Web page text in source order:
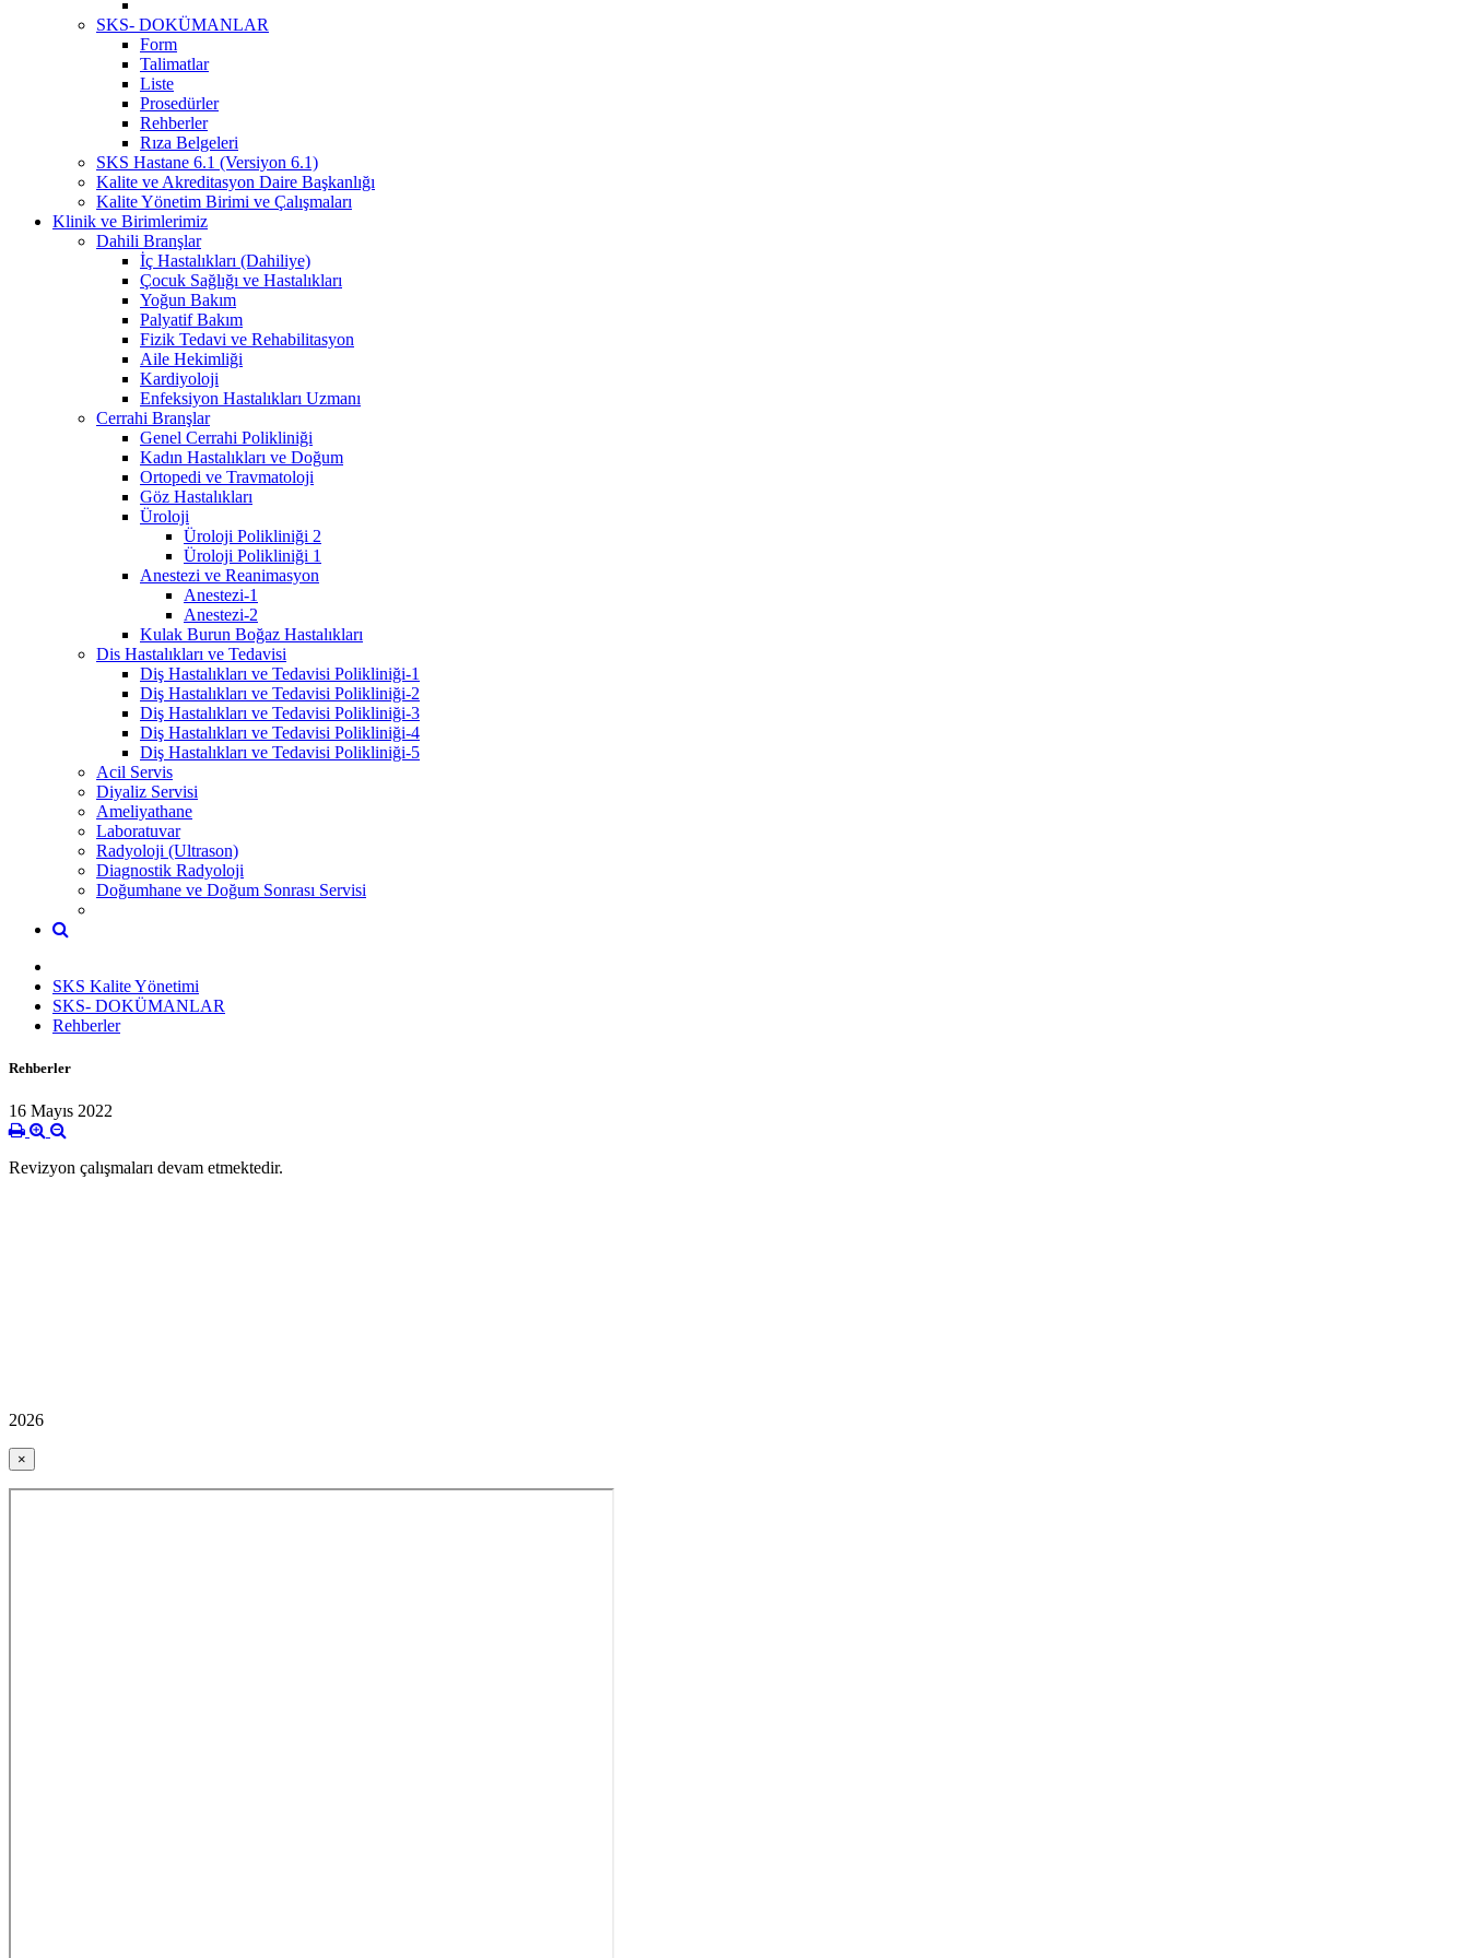
SKS- DOKÜMANLAR
Form
Talimatlar
Liste
Prosedürler
Rehberler
Rıza Belgeleri
SKS Hastane 6.1 (Versiyon 6.1)
Kalite ve Akreditasyon Daire Başkanlığı
Kalite Yönetim Birimi ve Çalışmaları
Klinik ve Birimlerimiz
Dahili Branşlar
İç Hastalıkları (Dahiliye)
Çocuk Sağlığı ve Hastalıkları
Yoğun Bakım
Palyatif Bakım
Fizik Tedavi ve Rehabilitasyon
Aile Hekimliği
Kardiyoloji
Enfeksiyon Hastalıkları Uzmanı
Cerrahi Branşlar
Genel Cerrahi Polikliniği
Kadın Hastalıkları ve Doğum
Ortopedi ve Travmatoloji
Göz Hastalıkları
Üroloji
Üroloji Polikliniği 2
Üroloji Polikliniği 1
Anestezi ve Reanimasyon
Anestezi-1
Anestezi-2
Kulak Burun Boğaz Hastalıkları
Dis Hastalıkları ve Tedavisi
Diş Hastalıkları ve Tedavisi Polikliniği-1
Diş Hastalıkları ve Tedavisi Polikliniği-2
Diş Hastalıkları ve Tedavisi Polikliniği-3
Diş Hastalıkları ve Tedavisi Polikliniği-4
Diş Hastalıkları ve Tedavisi Polikliniği-5
Acil Servis
Diyaliz Servisi
Ameliyathane
Laboratuvar
Radyoloji (Ultrason)
Diagnostik Radyoloji
Doğumhane ve Doğum Sonrası Servisi
SKS Kalite Yönetimi
SKS- DOKÜMANLAR
Rehberler
Rehberler
16 Mayıs 2022
Revizyon çalışmaları devam etmektedir.
2026
×